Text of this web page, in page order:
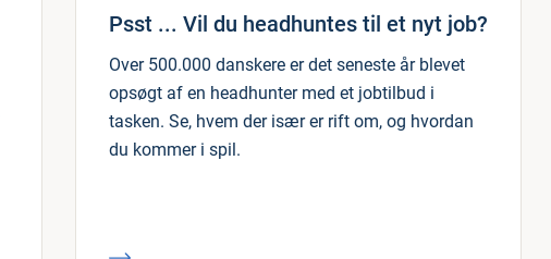
Psst ... Vil du headhuntes til et nyt job?
Over 500.000 danskere er det seneste år blevet
opsøgt af en headhunter med et jobtilbud i
tasken. Se, hvem der især er rift om, og hvordan
du kommer i spil.